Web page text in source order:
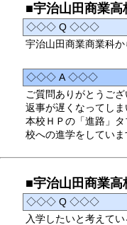
■宇治山田商業高
◇◇◇ Q ◇◇◇
宇治山田商業商業科
◇◇◇ A ◇◇◇
ご質問ありがとうござ
返事が遅くなってしま
本校ＨＰの「進路」
校への進学をしていま
■宇治山田商業高
◇◇◇ Q ◇◇◇
入学したいと考えて